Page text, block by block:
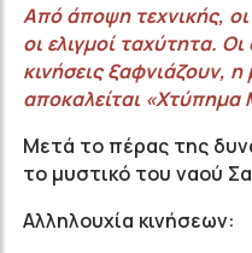
Από άποψη τεχνικής, οι
οι ελιγμοί ταχύτητα. Οι
κινήσεις ξαφνιάζουν,
αποκαλείται «Χτύπημα
Μετά το πέρας της
το μυστικό του ναού
Αλληλουχία κινήσεων: